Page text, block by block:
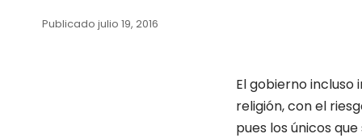
Publicado julio 19, 2016
El gobierno
religión, con el
pues los únicos